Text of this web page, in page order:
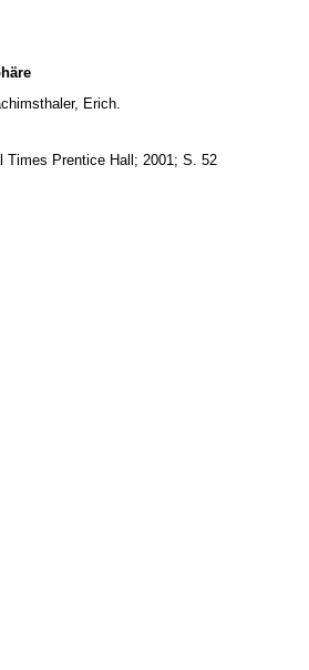
Erich.
Times Prentice Hall; 2001; S. 52